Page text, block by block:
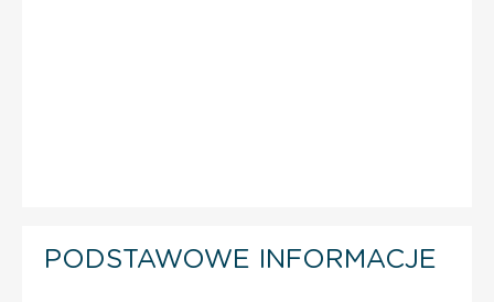
PODSTAWOWE INFORMACJE